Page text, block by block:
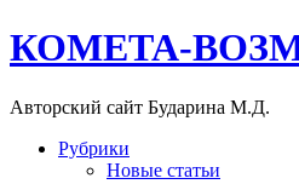
КОМЕТА-
Авторский сайт Бударина М.Д.
Рубрики
Новые статьи